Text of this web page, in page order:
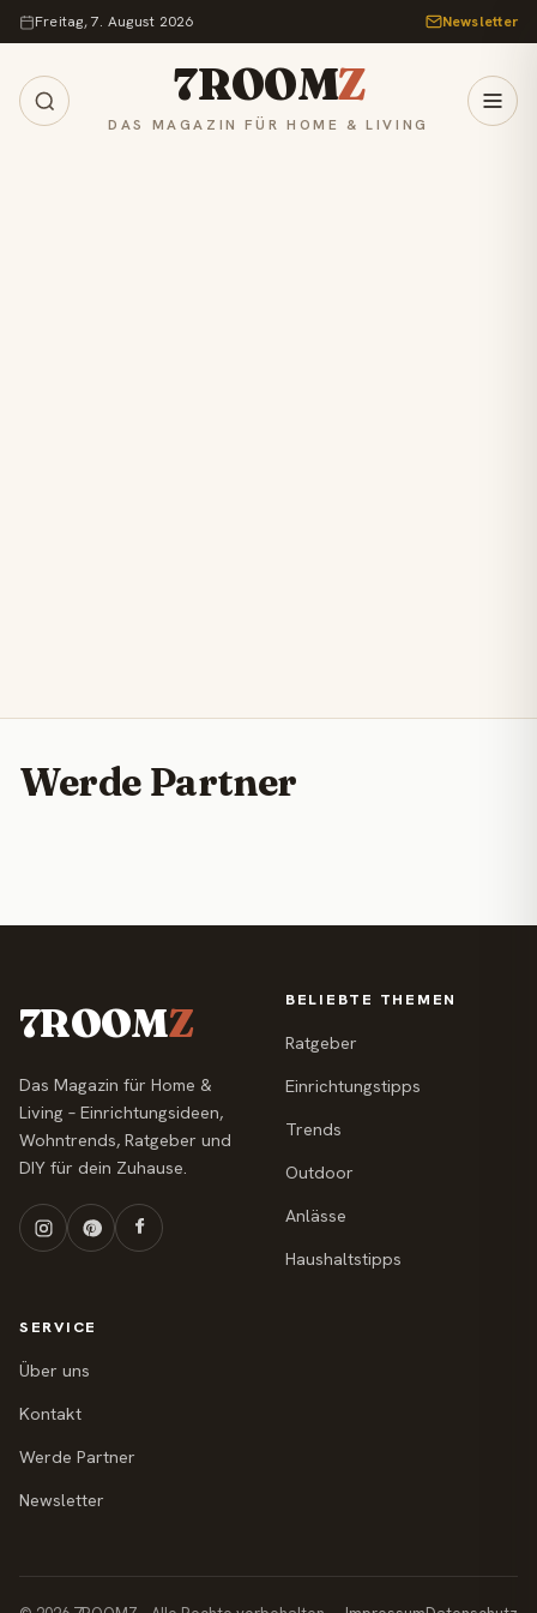
Zum Inhalt springen
Freitag, 7. August 2026 Newsletter
7ROOMZ
DAS MAGAZIN FÜR HOME & LIVING
Werde Partner
7ROOMZ
Das Magazin für Home &
Living – Einrichtungsideen,
Wohntrends, Ratgeber und
DIY für dein Zuhause.
BELIEBTE THEMEN
Ratgeber
Einrichtungstipps
Trends
Outdoor
Anlässe
Haushaltstipps
SERVICE
Über uns
Kontakt
Werde Partner
Newsletter